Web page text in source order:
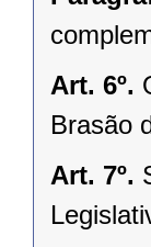
Art. 6º.
Brasão
Art. 7º.